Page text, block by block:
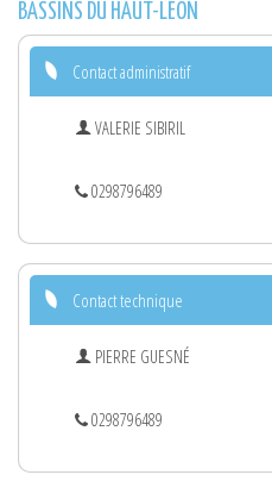
BASSINS DU HAUT-LEON
Contact administratif
VALERIE SIBIRIL
0298796489
Contact technique
PIERRE GUESNÉ
0298796489